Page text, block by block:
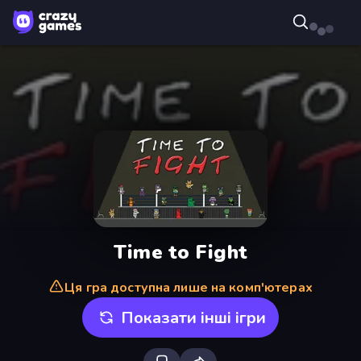
Time to Fight
Ця гра доступна лише на комп'ютерах
Показати інші ігри